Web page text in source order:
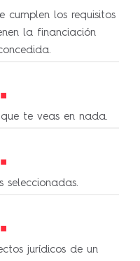
cumplen los requisitos
la financiación
que te veas en nada.
seleccionadas.
jurídicos de un